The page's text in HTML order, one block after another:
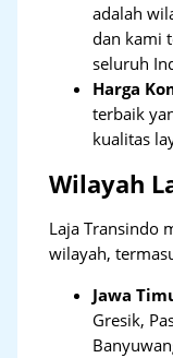
adalah
dan kami
seluruh
Harga
terbaik
kualitas
Wilayah
Laja Transindo
wilayah,
Jawa
Gresik,